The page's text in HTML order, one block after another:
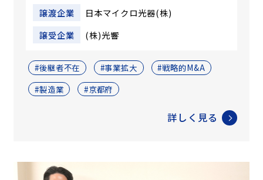
譲渡企業
日本マイクロ光器(株)
譲受企業
(株)光響
#後継者不在 #事業拡大
#戦略的M&A
#製造業
#京都府
詳しく見る